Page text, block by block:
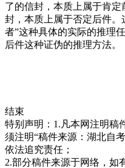
了的信封，本质上属于肯
封，本质上属于否定后件
者”这种具体的实际的推理
后件这种证伪的推理方法。
结束
特别声明：1.凡本网注明稿
须注明“稿件来源：湖北自
依法追究责任；
2.部分稿件来源于网络，如